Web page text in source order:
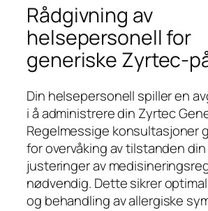
Rådgivning av
helsepersonell for
generiske Zyrtec-
Din helsepersonell spiller en
i å administrere din Zyrtec
Regelmessige konsultasjoner
for overvåking av tilstanden
justeringer av
nødvendig. Dette sikrer
og behandling av allergiske